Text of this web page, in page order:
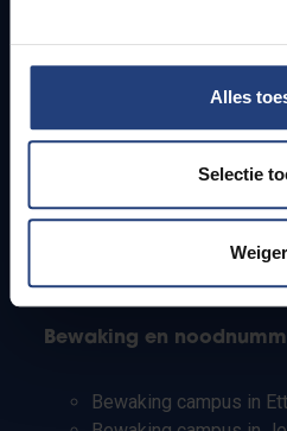
Alles
Selectie
Info voor
Studenten
Leerkrachten en
Bewaking en
Bewaking campus in